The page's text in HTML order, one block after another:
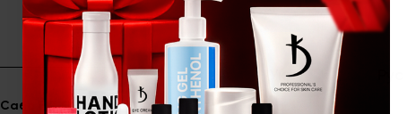
Укр
Сабо FIT CLOG со сменной
Сабо FIT CLOG со сменной стелькой, цвет: белый (размер: 40)